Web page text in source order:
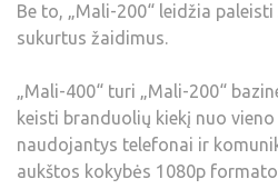
Be to, „Mali-200“ leidžia
sukurtus žaidimus.
„Mali-400“ turi „Mali-200“
keisti branduolių kiekį nuo
naudojantys telefonai ir
aukštos kokybės 1080p